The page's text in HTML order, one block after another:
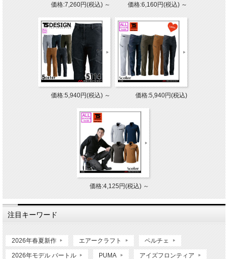
価格:7,260円(税込)～ 価格:6,160円(税込)～
価格:5,940円(税込)～ 価格:5,940円(税込)
価格:4,125円(税込)～
注目キーワード
2026年春夏新作 エアークラフト ペルチェ
2026年モデル バートル PUMA アイズフロンティア